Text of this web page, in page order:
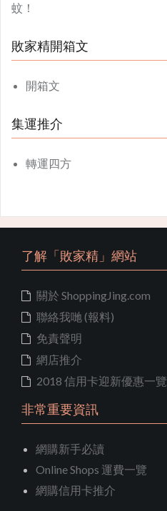
蚊！
敗家精開箱文
開箱文
集運推介
轉運四方
了解「敗家精」網站
關於 ShoppingJing.com
聯絡我哋 (報料)
免責聲明
網店推介
2018 信用卡迎新優惠一覽
非常重要資訊
網購新手必讀
Online Shops 運費一覽
網購信用卡推介